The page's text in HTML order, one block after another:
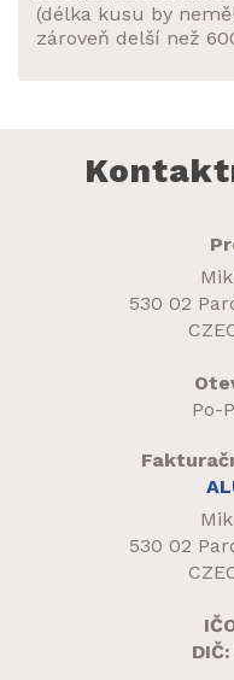
(délka kusu by
zároveň delší než
530 02
Po-
530 02
DIČ: